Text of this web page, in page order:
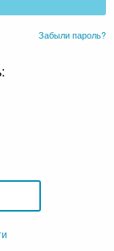
Забыли пароль?